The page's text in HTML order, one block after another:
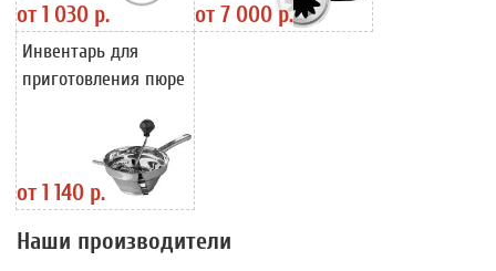
от 1 030 р. от 7 000 р.
Инвентарь для
приготовления пюре
от 1 140 р.
Наши производители